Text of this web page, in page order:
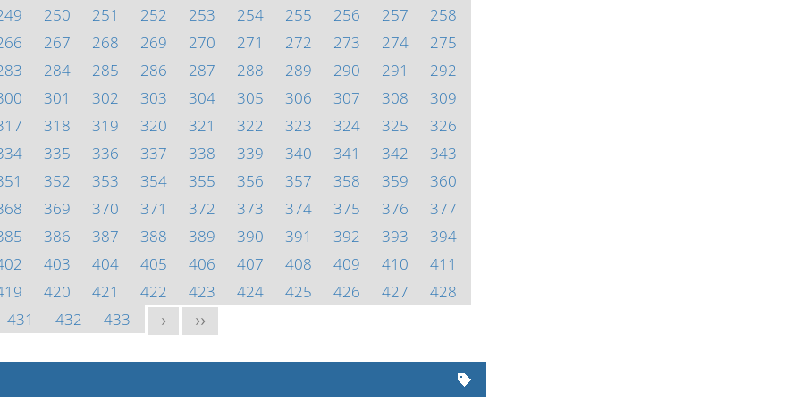
250 251 252 253 254 255 256 257
258
267 268 269 270 271 272 273 274
275
284 285 286 287 288 289 290 291
292
301 302 303 304 305 306 307 308
309
318 319 320 321 322 323 324 325
326
335 336 337 338 339 340 341 342
343
352 353 354 355 356 357 358 359
360
369 370 371 372 373 374 375 376
377
386 387 388 389 390 391 392 393
394
403 404 405 406 407 408 409 410
411
420 421 422 423 424 425 426 427
428
431
432 433 > >>